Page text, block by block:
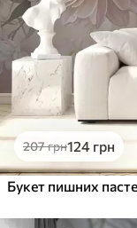
Peel and Stick
1458875 /м²
207грн124 грн